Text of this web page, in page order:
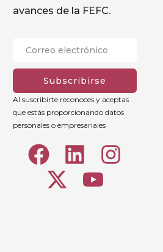
avances de la FEFC.
Subscribirse
Al suscribirte reconoces y aceptas
que estás proporcionando datos
personales o empresariales